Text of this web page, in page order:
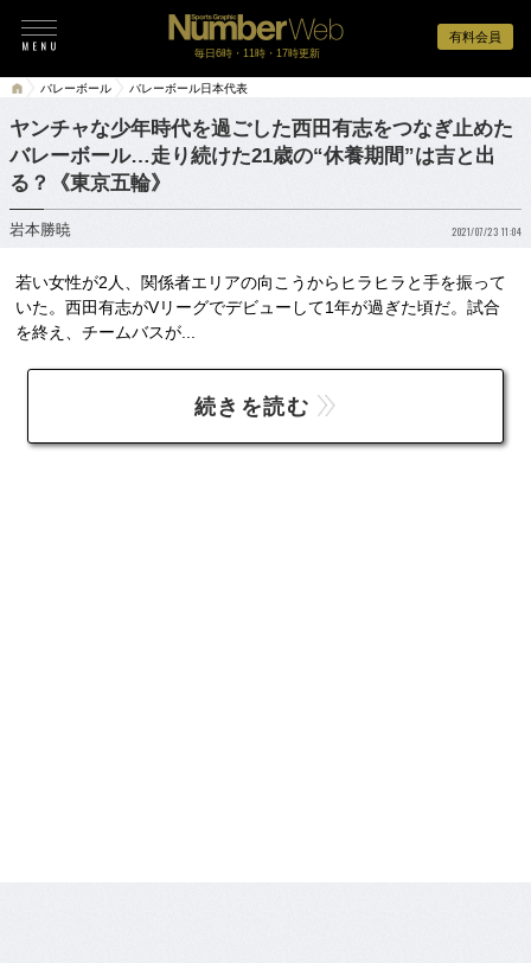
有料会員
毎日6時・11時・17時更新
バレーボール バレーボール日本代表
ヤンチャな少年時代を過ごした西田有志をつなぎ止めた
バレーボール…走り続けた21歳の“休養期間”は吉と出
る？《東京五輪》
岩本勝暁 2021/07/23 11:04
若い女性が2人、関係者エリアの向こうからヒラヒラと手を振って
いた。西田有志がVリーグでデビューして1年が過ぎた頃だ。試合
を終え、チームバスが...
続きを読む